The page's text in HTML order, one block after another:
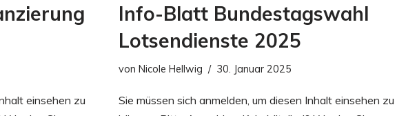
einsehen zu
Info-Blatt Bundestagswahl
Lotsendienste 2025
von Nicole Hellwig 30. Januar 2025
Sie müssen sich anmelden, um diesen Inhalt einsehen zu